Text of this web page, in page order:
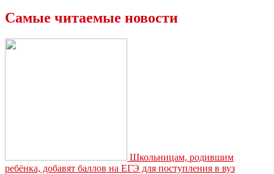
Самые читаемые новости
Школьницам, родившим
ребёнка, добавят баллов на ЕГЭ для поступления в вуз